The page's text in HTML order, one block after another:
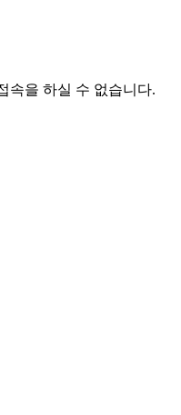
속을 하실 수 없습니다.